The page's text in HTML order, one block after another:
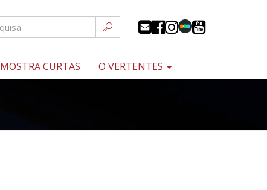
MOSTRA CURTAS O VERTENTES